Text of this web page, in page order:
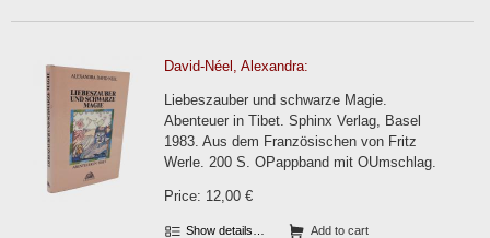
David-Néel, Alexandra:
Liebeszauber und schwarze Magie.
Abenteuer in Tibet. Sphinx Verlag, Basel
1983. Aus dem Französischen von Fritz
Werle. 200 S. OPappband mit OUmschlag.
Price: 12,00 €
Show details… Add to cart